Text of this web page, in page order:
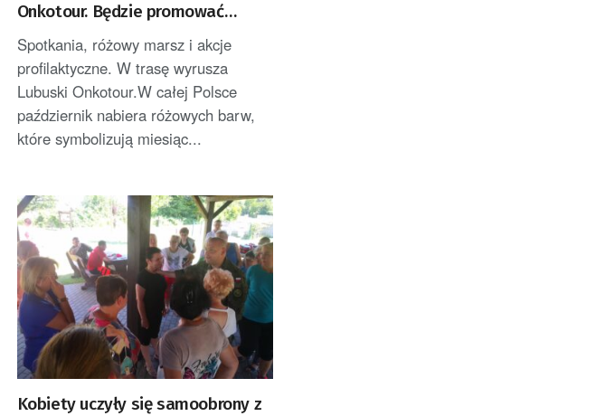
Onkotour. Będzie promować
profilaktykę raka piersi
Spotkania, różowy marsz i akcje
profilaktyczne. W trasę wyrusza
Lubuski Onkotour.W całej Polsce
październik nabiera różowych barw,
które symbolizują miesiąc...
Kobiety uczyły się samoobrony z